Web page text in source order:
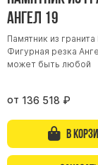
Ангел 19
Памятник из
Фигурная резка
может быть любой
от 136 518 ₽
В